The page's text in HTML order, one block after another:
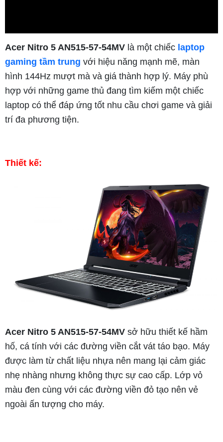
Acer Nitro 5 AN515-57-54MV là một chiếc laptop
gaming tầm trung với hiệu năng mạnh mẽ, màn
hình 144Hz mượt mà và giá thành hợp lý. Máy phù
hợp với những game thủ đang tìm kiếm một chiếc
laptop có thể đáp ứng tốt nhu cầu chơi game và giải
trí đa phương tiện.
Thiết kế:
Acer Nitro 5 AN515-57-54MV sở hữu thiết kế hầm
hố, cá tính với các đường viền cắt vát táo bạo. Máy
được làm từ chất liệu nhựa nên mang lại cảm giác
nhẹ nhàng nhưng không thực sự cao cấp. Lớp vỏ
màu đen cùng với các đường viền đỏ tạo nên vẻ
ngoài ấn tượng cho máy.